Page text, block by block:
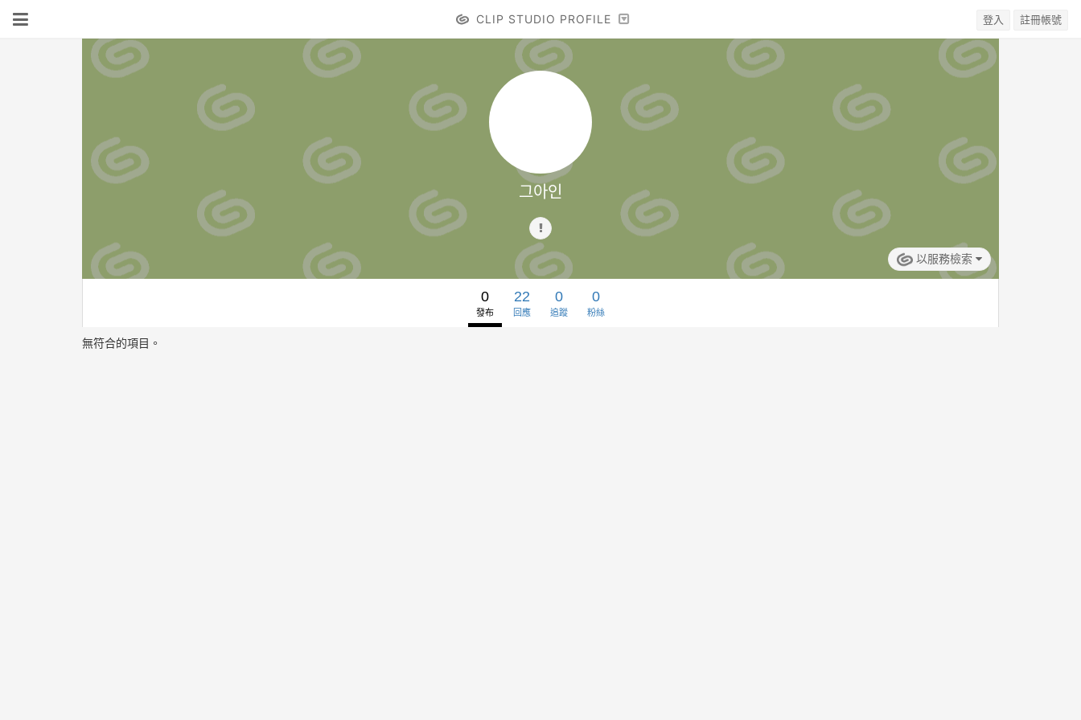
CLIP STUDIO PROFILE 登入 註冊帳號
그아인
以服務檢索
0
發布
22
回應
0
追蹤
0
粉絲
無符合的項目。